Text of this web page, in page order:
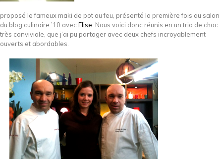
proposé le fameux maki de pot au feu, présenté la première fois au salon
du blog culinaire ’10 avec Elise. Nous voici donc réunis en un trio de choc
très conviviale, que j’ai pu partager avec deux chefs incroyablement
ouverts et abordables.